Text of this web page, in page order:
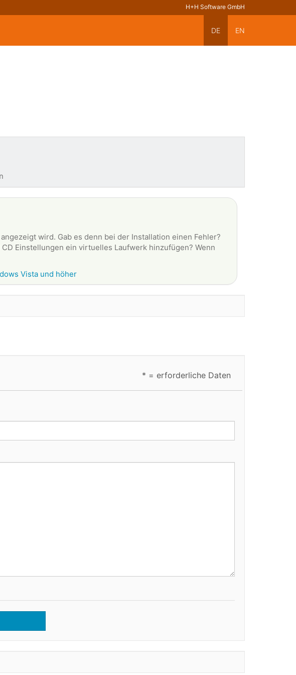
H+H Software GmbH
DE EN
wird. Gab es denn bei der Installation einen Fehler?
Einstellungen ein virtuelles Laufwerk hinzufügen? Wenn
Vista und höher
* = erforderliche Daten